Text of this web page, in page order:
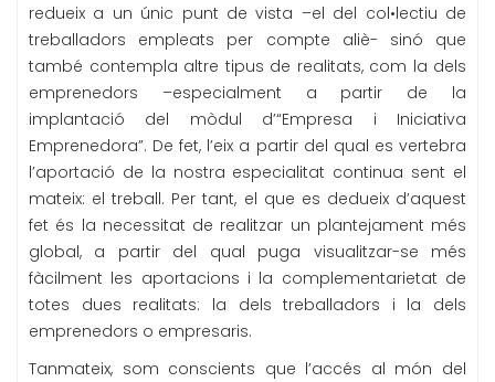
redueix a un únic punt de vista –el del col•lectiu de
treballadors empleats per compte aliè- sinó que
també contempla altre tipus de realitats, com la dels
emprenedors –especialment a partir de la
implantació del mòdul d’“Empresa i Iniciativa
Emprenedora”. De fet, l’eix a partir del qual es vertebra
l’aportació de la nostra especialitat continua sent el
mateix: el treball. Per tant, el que es dedueix d’aquest
fet és la necessitat de realitzar un plantejament més
global, a partir del qual puga visualitzar-se més
fàcilment les aportacions i la complementarietat de
totes dues realitats: la dels treballadors i la dels
emprenedors o empresaris.
Tanmateix, som conscients que l’accés al món del